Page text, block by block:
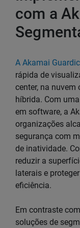
com a
A Akamai
rápida de
center, na
híbrida. Com
em software, a
organizações
segurança com
de inatividade.
reduzir a
laterais e
eficiência.
Em contraste
soluções de